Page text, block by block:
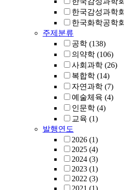
한국감성과학
한국화학공학
주제분류
공학 (138)
의약학 (106)
사회과학 (26)
복합학 (14)
자연과학 (7)
예술체육 (4)
인문학 (4)
교육 (1)
발행연도
2026 (1)
2025 (4)
2024 (3)
2023 (1)
2022 (3)
2021 (1)